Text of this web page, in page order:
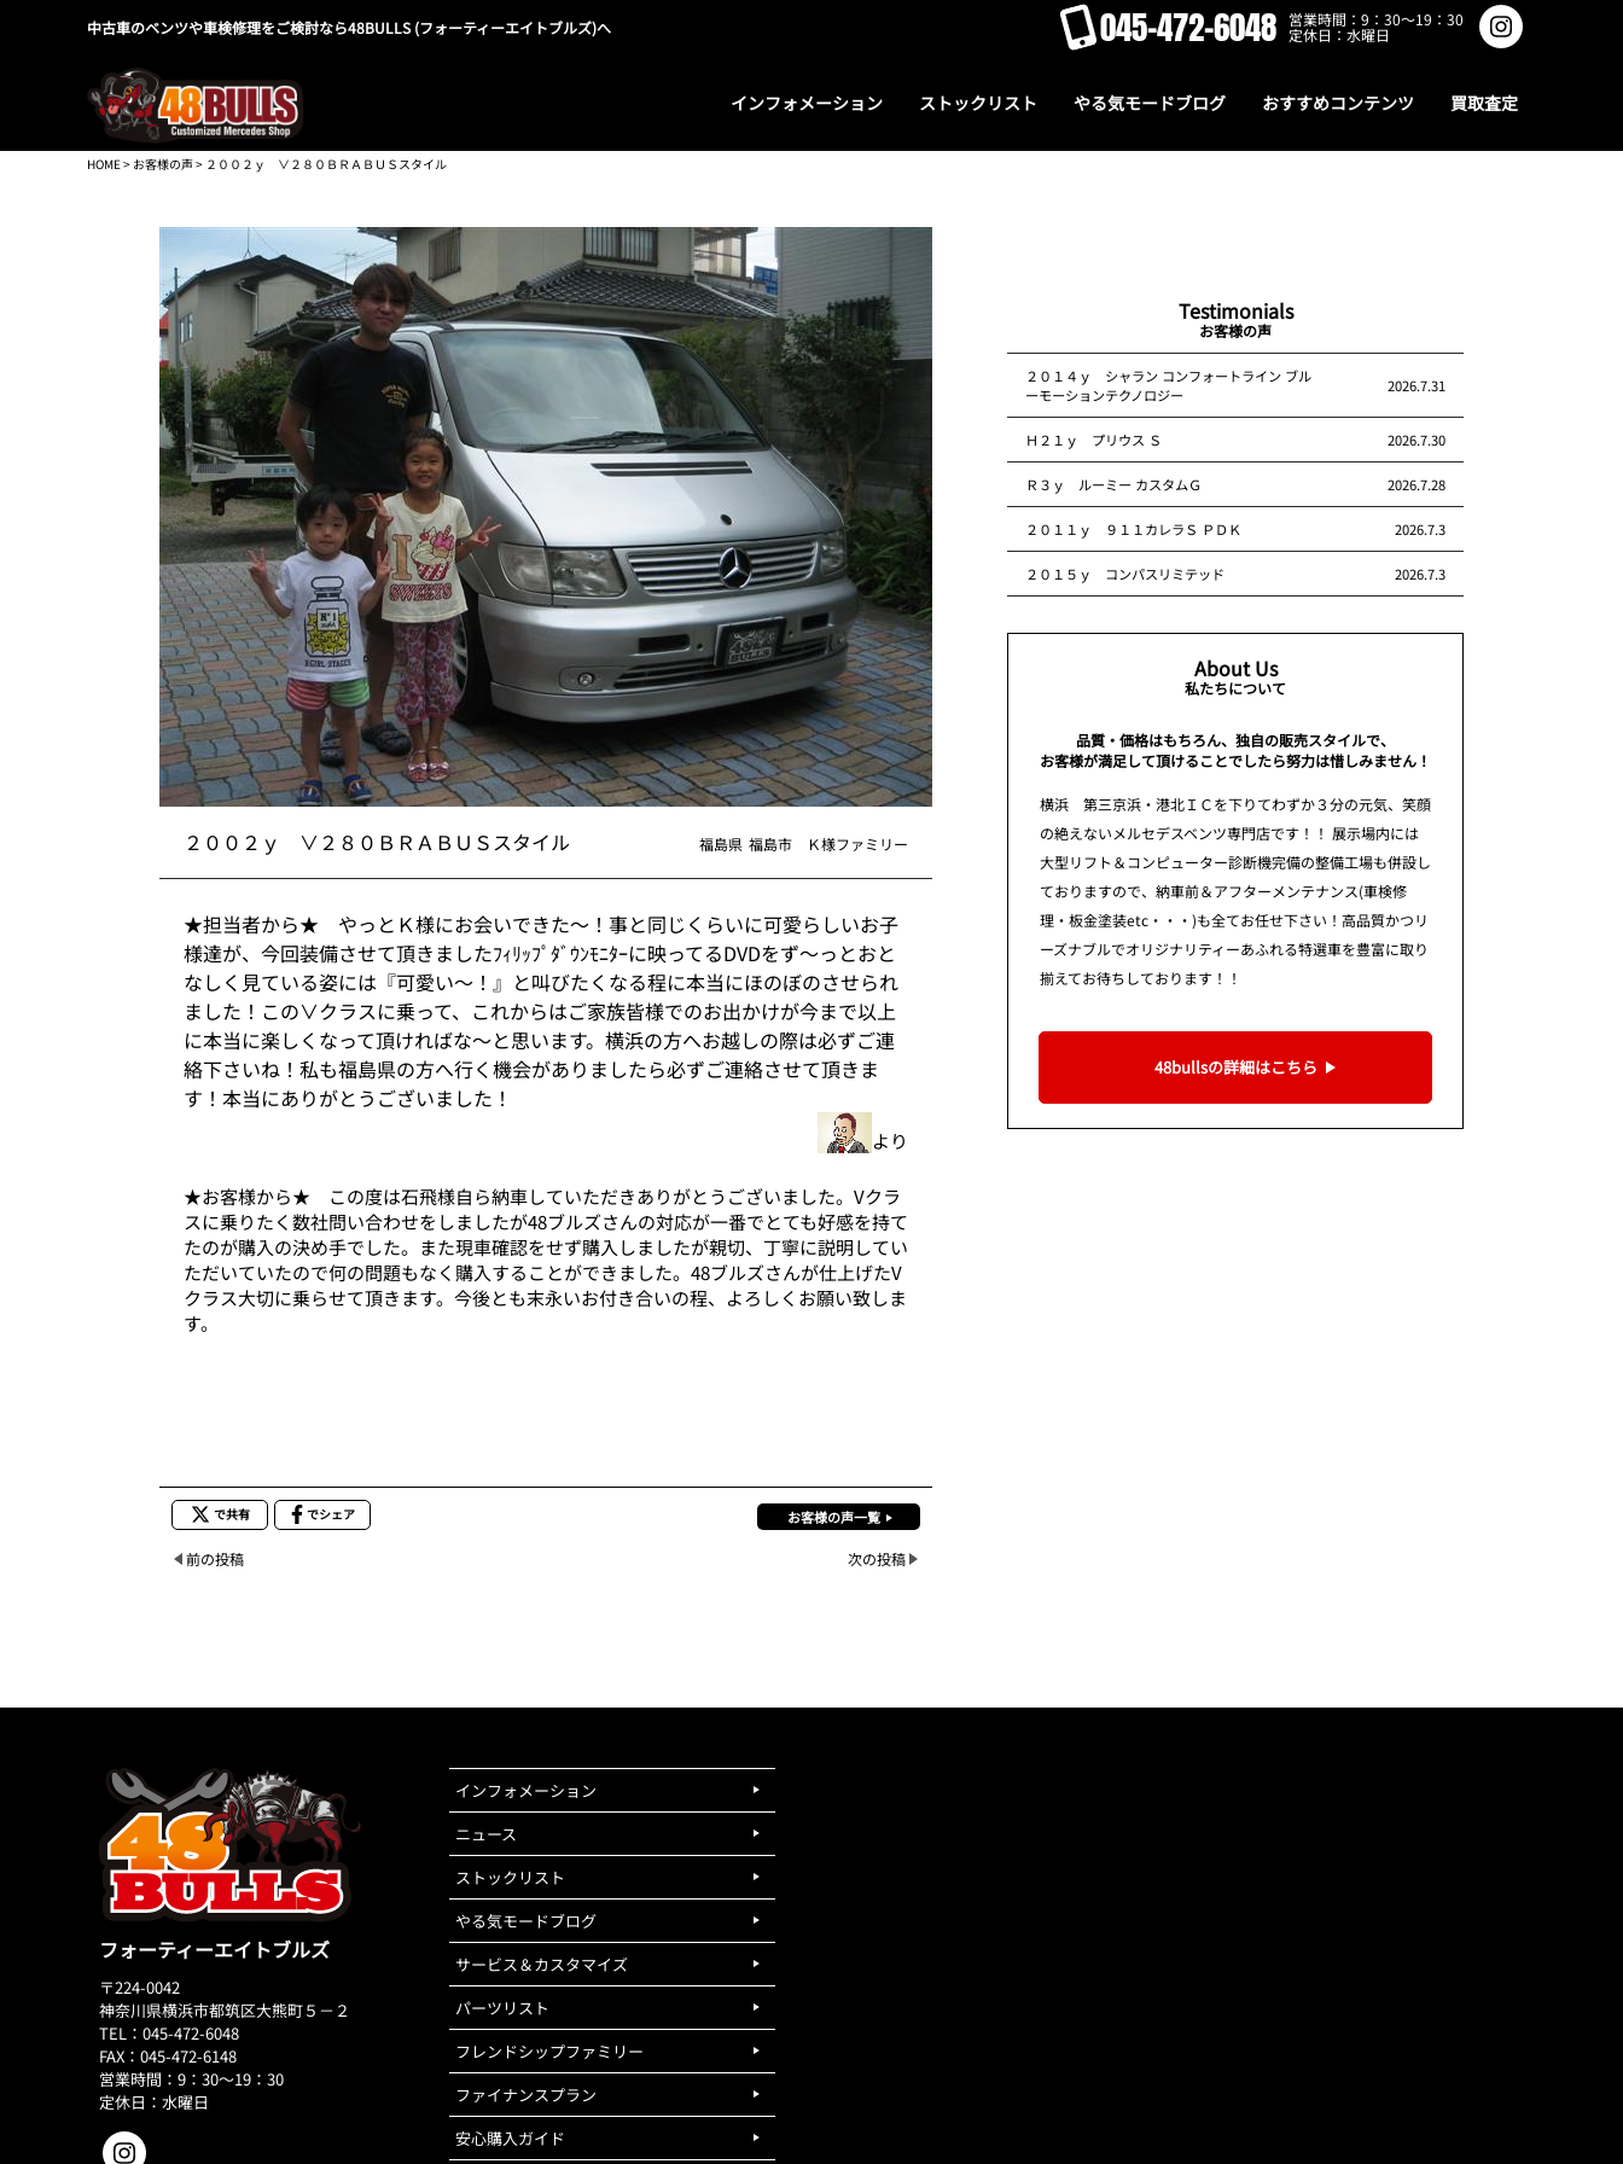
中古車のベンツや車検修理をご検討なら48BULLS (フォーティーエイトブルズ)へ 045-472-6048 営業時間：9：30～19：30
定休日：水曜日
インフォメーション ストックリスト やる気モードブログ おすすめコンテンツ 買取査定
HOME> お客様の声> ２００２ｙ ∨２８０ＢＲＡＢＵＳスタイル
２００２ｙ ∨２８０ＢＲＡＢＵＳスタイル 福島県 福島市 Ｋ様ファミリー
★担当者から★ やっとＫ様にお会いできた～！事と同じくらいに可愛らしいお子
様達が、今回装備させて頂きましたﾌｨﾘｯﾌﾟﾀﾞｳﾝﾓﾆﾀｰに映ってるDVDをず～っとおと
なしく見ている姿には『可愛い～！』と叫びたくなる程に本当にほのぼのさせられ
ました！この∨クラスに乗って、これからはご家族皆様でのお出かけが今まで以上
に本当に楽しくなって頂ければな～と思います。横浜の方へお越しの際は必ずご連
絡下さいね！私も福島県の方へ行く機会がありましたら必ずご連絡させて頂きま
す！本当にありがとうございました！
より
★お客様から★ この度は石飛様自ら納車していただきありがとうございました。Vクラ
スに乗りたく数社問い合わせをしましたが48ブルズさんの対応が一番でとても好感を持て
たのが購入の決め手でした。また現車確認をせず購入しましたが親切、丁寧に説明してい
ただいていたので何の問題もなく購入することができました。48ブルズさんが仕上げたV
クラス大切に乗らせて頂きます。今後とも末永いお付き合いの程、よろしくお願い致しま
す。
で共有 でシェア お客様の声一覧
前の投稿 次の投稿
Testimonials
お客様の声
２０１４ｙ シャラン コンフォートライン ブル
ーモーションテクノロジー
2026.7.31
Ｈ２１ｙ プリウス Ｓ 2026.7.30
Ｒ３ｙ ルーミー カスタムＧ 2026.7.28
２０１１ｙ ９１１カレラＳ ＰＤＫ 2026.7.3
２０１５ｙ コンパスリミテッド 2026.7.3
About Us
私たちについて
品質・価格はもちろん、独自の販売スタイルで、
お客様が満足して頂けることでしたら努力は惜しみません！
横浜 第三京浜・港北ＩＣを下りてわずか３分の元気、笑顔
の絶えないメルセデスベンツ専門店です！！ 展示場内には
大型リフト＆コンピューター診断機完備の整備工場も併設し
ておりますので、納車前＆アフターメンテナンス(車検修
理・板金塗装etc・・・)も全てお任せ下さい！高品質かつリ
ーズナブルでオリジナリティーあふれる特選車を豊富に取り
揃えてお待ちしております！！
48bullsの詳細はこちら
フォーティーエイトブルズ
〒224-0042
神奈川県横浜市都筑区大熊町５－２
TEL：045-472-6048
FAX：045-472-6148
営業時間：9：30～19：30
定休日：水曜日
インフォメーション
ニュース
ストックリスト
やる気モードブログ
サービス＆カスタマイズ
パーツリスト
フレンドシップファミリー
ファイナンスプラン
安心購入ガイド